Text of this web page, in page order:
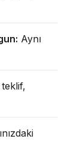
Aynı